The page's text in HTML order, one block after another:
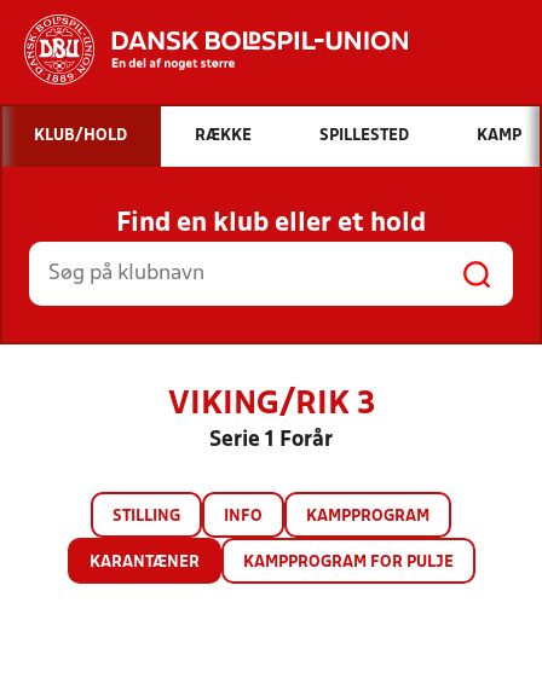
Hvad vil du søge efter?
INDHOLD OG NYHEDER
STILLINGER, RESULTATER, KLUBBER OG
HOLD
KLUB/HOLD RÆKKE SPILLESTED KAMP
Find en klub eller et hold
VIKING/RIK 3
Serie 1 Forår
STILLING INFO KAMPPROGRAM
KARANTÆNER KAMPPROGRAM FOR PULJE